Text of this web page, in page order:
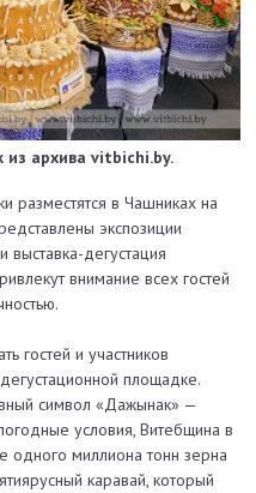
архива vitbichi.by.
разместятся в Чашниках на
экспозиции
дегустация
внимание всех гостей
гостей и участников
площадке.
символ «Дажынак» —
условия, Витебщина в
одного миллиона тонн зерна
каравай, который